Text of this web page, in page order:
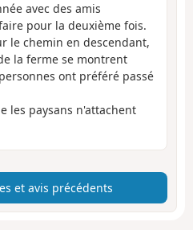
avec des amis
pour la deuxième fois.
le chemin en descendant,
la ferme se montrent
ont préféré passé
les paysans n'attachent
et avis précédents